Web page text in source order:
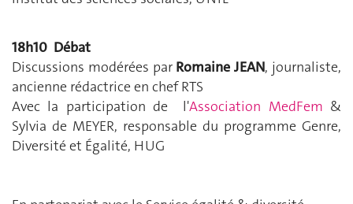
18h10 Débat
Discussions modérées parRomaine JEAN, journaliste,
ancienne rédactrice en chef RTS
Avec la participation de
l'Association MedFem &
Sylvia de MEYER, responsable du programme Genre,
Diversité et Égalité, HUG